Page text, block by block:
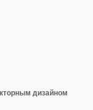
дизайном